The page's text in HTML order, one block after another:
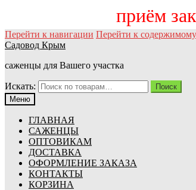
приём
Перейти к навигации Перейти к содержимому
Садовод Крым
саженцы для Вашего участка
Искать:
Поиск
Меню
ГЛАВНАЯ
САЖЕНЦЫ
ОПТОВИКАМ
ДОСТАВКА
ОФОРМЛЕНИЕ ЗАКАЗА
КОНТАКТЫ
КОРЗИНА